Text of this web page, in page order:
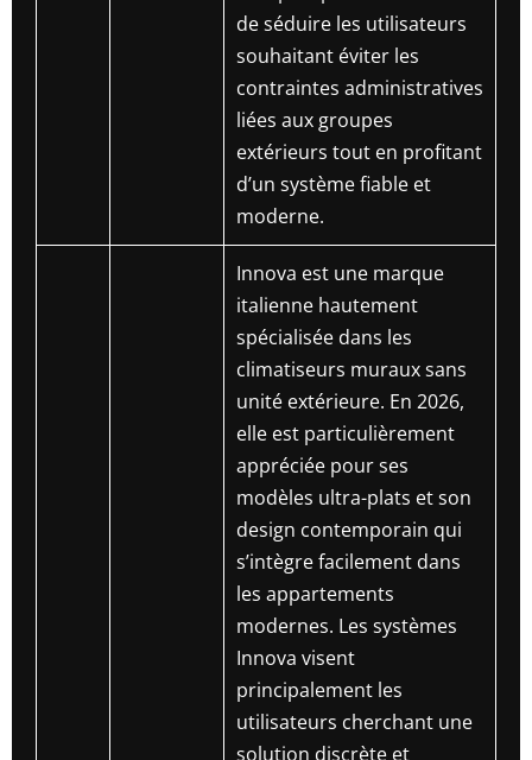
de séduire les utilisateurs
souhaitant éviter les
contraintes administratives
liées aux groupes
extérieurs tout en profitant
d’un système fiable et
moderne.
Innova est une marque
italienne hautement
spécialisée dans les
climatiseurs muraux sans
unité extérieure. En 2026,
elle est particulièrement
appréciée pour ses
modèles ultra-plats et son
design contemporain qui
s’intègre facilement dans
les appartements
modernes. Les systèmes
Innova visent
principalement les
utilisateurs cherchant une
solution discrète et